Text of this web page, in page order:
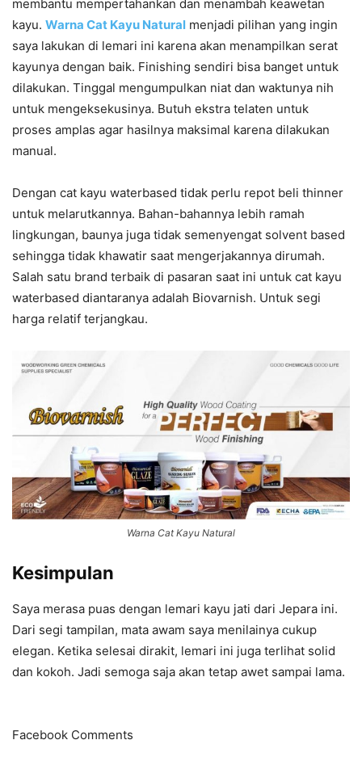
membantu mempertahankan dan menambah keawetan
kayu. Warna Cat Kayu Natural menjadi pilihan yang ingin
saya lakukan di lemari ini karena akan menampilkan serat
kayunya dengan baik. Finishing sendiri bisa banget untuk
dilakukan. Tinggal mengumpulkan niat dan waktunya nih
untuk mengeksekusinya. Butuh ekstra telaten untuk
proses amplas agar hasilnya maksimal karena dilakukan
manual.
Dengan cat kayu waterbased tidak perlu repot beli thinner
untuk melarutkannya. Bahan-bahannya lebih ramah
lingkungan, baunya juga tidak semenyengat solvent based
sehingga tidak khawatir saat mengerjakannya dirumah.
Salah satu brand terbaik di pasaran saat ini untuk cat kayu
waterbased diantaranya adalah Biovarnish. Untuk segi
harga relatif terjangkau.
Warna Cat Kayu Natural
Kesimpulan
Saya merasa puas dengan lemari kayu jati dari Jepara ini.
Dari segi tampilan, mata awam saya menilainya cukup
elegan. Ketika selesai dirakit, lemari ini juga terlihat solid
dan kokoh. Jadi semoga saja akan tetap awet sampai lama.
Facebook Comments